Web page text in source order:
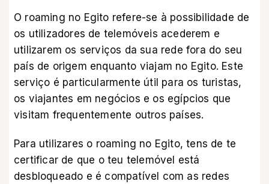
O roaming no Egito refere-se à possibilidade de
os utilizadores de telemóveis acederem e
utilizarem os serviços da sua rede fora do seu
país de origem enquanto viajam no Egito. Este
serviço é particularmente útil para os turistas,
os viajantes em negócios e os egípcios que
visitam frequentemente outros países.
Para utilizares o roaming no Egito, tens de te
certificar de que o teu telemóvel está
desbloqueado e é compatível com as redes